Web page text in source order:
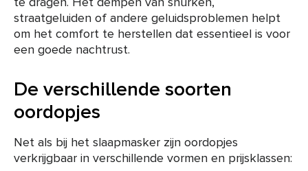
straatgeluiden of andere geluidsproblemen helpt
om het comfort te herstellen dat essentieel is voor
een goede nachtrust.
De verschillende soorten
oordopjes
Net als bij het slaapmasker zijn oordopjes
verkrijgbaar in verschillende vormen en prijsklassen: